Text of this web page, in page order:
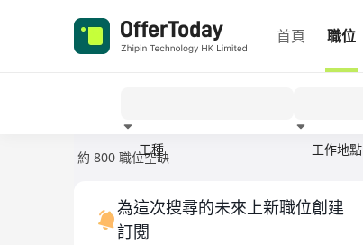
首頁 職位
工種 工作地點
約 800 職位空缺
為這次搜尋的未來上新職位創建
訂閱